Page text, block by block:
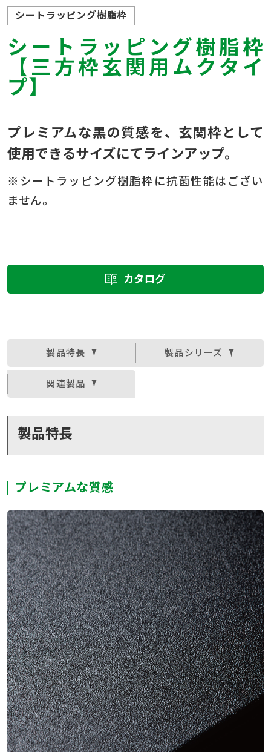
シートラッピング樹脂枠
シートラッピング樹脂枠
【三方枠玄関用ムクタイ
プ】
プレミアムな黒の質感を、玄関枠として
使用できるサイズにてラインアップ。
※シートラッピング樹脂枠に抗菌性能はござい
ません。
カタログ
製品特長 製品シリーズ
関連製品
製品特長
プレミアムな質感